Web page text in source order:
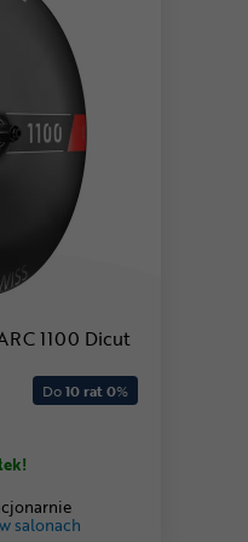
1100 Dicut
Do10 rat 0%
salonach